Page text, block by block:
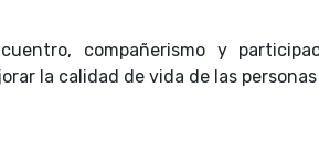
compañerismo y
la calidad de vida de las personas